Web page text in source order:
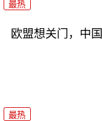
最热
欧盟想关门，中
最热